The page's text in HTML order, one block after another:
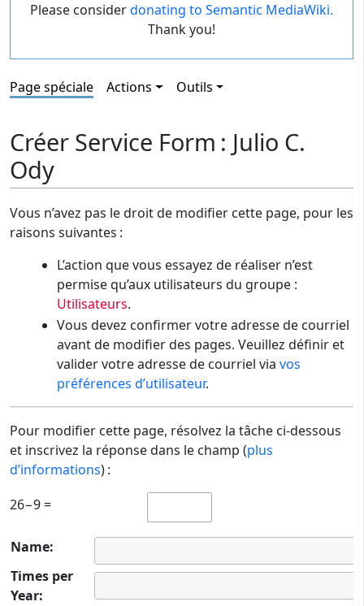
Please considerdonating to Semantic MediaWiki.
Thank you!
Page spéciale Actions Outils
Créer Service Form : Julio C.
Ody
Vous n’avez pas le droit de modifier cette page, pour les
raisons suivantes :
L’action que vous essayez de réaliser n’est
permise qu’aux utilisateurs du groupe :
Utilisateurs.
Vous devez confirmer votre adresse de courriel
avant de modifier des pages. Veuillez définir et
valider votre adresse de courriel via vos
préférences d’utilisateur.
Pour modifier cette page, résolvez la tâche ci-dessous
et inscrivez la réponse dans le champ (plus
d’informations) :
26−9 =
Name:
Times per
Year: